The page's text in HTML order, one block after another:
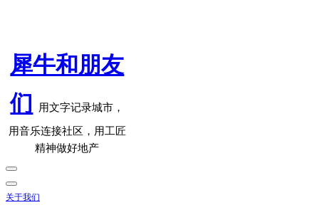
犀牛和朋友
们 用文字记录城市，
用音乐连接社区，用工匠
精神做好地产
关于我们